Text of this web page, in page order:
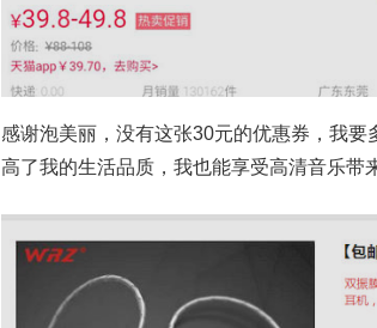
感谢泡美丽，没有这张30元的优惠券，我
高了我的生活品质，我也能享受高清音乐带